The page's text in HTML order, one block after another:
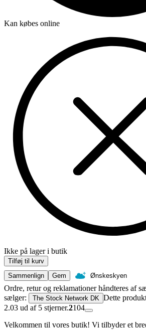
Kan købes online
Ikke på lager i butik
Tilføj til kurv
Sammenlign
Gem Ønskeskyen
Ordre, retur og reklamationer håndteres af
sælger:
The Stock Network DK Dette
2.03 ud af 5 stjerner.2104
Velkommen til vores butik! Vi tilbyder et